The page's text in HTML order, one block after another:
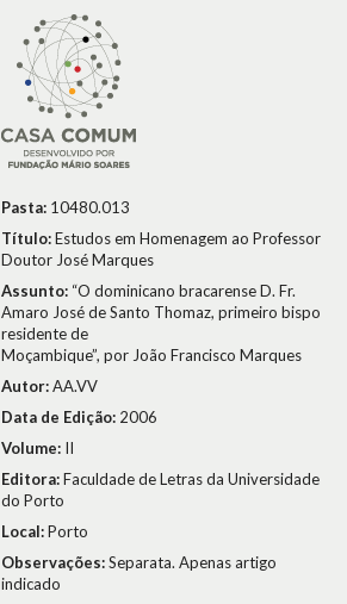
Pasta: 10480.013
Título:Estudos em Homenagem ao Professor
Doutor José Marques
Assunto: “O dominicano bracarense D. Fr.
Amaro José de Santo Thomaz, primeiro bispo
residente de
Moçambique”, por João Francisco Marques
Autor:AA.VV
Data de Edição: 2006
Volume: II
Editora:Faculdade de Letras da Universidade
do Porto
Local:Porto
Observações:Separata. Apenas artigo
indicado